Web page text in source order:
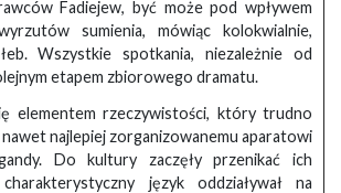
Fadiejew, być może pod wpływem
sumienia, mówiąc kolokwialnie,
Wszystkie spotkania, niezależnie od
etapem zbiorowego dramatu.
elementem rzeczywistości, który trudno
nawet najlepiej zorganizowanemu aparatowi
Do kultury zaczęły przenikać ich
język oddziaływał na